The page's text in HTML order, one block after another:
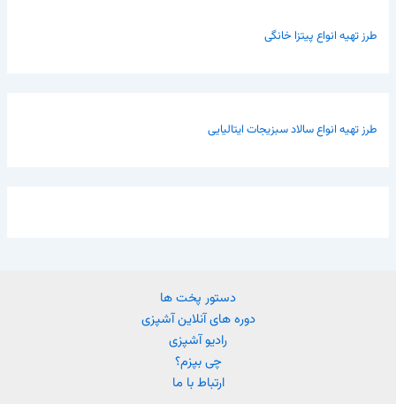
طرز تهیه انواع پیتزا خانگی
طرز تهیه انواع سالاد سبزیجات ایتالیایی
دستور پخت ها
دوره های آنلاین آشپزی
رادیو آشپزی
چی بپزم؟
ارتباط با ما